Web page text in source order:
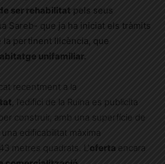
ser rehabilitat pels seus
Sareb- que ja ha iniciat els tràmits
la pertinent llicència, que
unifamiliar.
recentment a la
, l’edifici de la Ruïna es publicita
construir, amb una superfície de
edificabilitat màxima
metres quadrats. L’oferta encara